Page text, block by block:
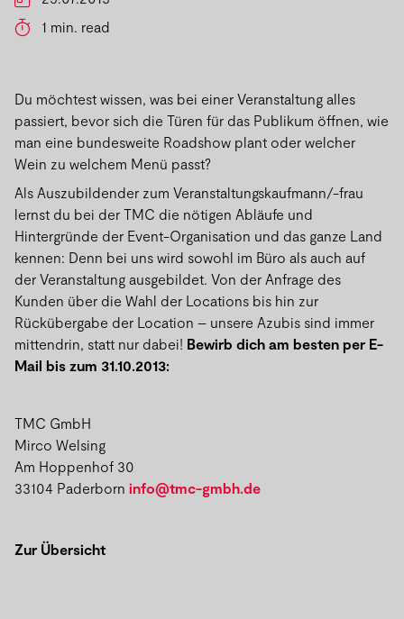
1 min. read
Du möchtest wissen, was bei einer Veranstaltung alles
passiert, bevor sich die Türen für das Publikum öffnen, wie
man eine bundesweite Roadshow plant oder welcher
Wein zu welchem Menü passt?
Als Auszubildender zum Veranstaltungskaufmann/-frau
lernst du bei der TMC die nötigen Abläufe und
Hintergründe der Event-Organisation und das ganze Land
kennen: Denn bei uns wird sowohl im Büro als auch auf
der Veranstaltung ausgebildet. Von der Anfrage des
Kunden über die Wahl der Locations bis hin zur
Rückübergabe der Location – unsere Azubis sind immer
mittendrin, statt nur dabei! Bewirb dich am besten per E-
Mail bis zum 31.10.2013:
TMC GmbH
Mirco Welsing
Am Hoppenhof 30
33104 Paderborn info@tmc-gmbh.de
Zur Übersicht